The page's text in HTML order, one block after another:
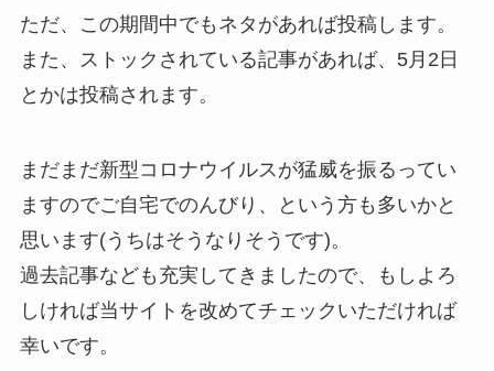
ただ、この期間中でもネタがあれば投稿します。
また、ストックされている記事があれば、5月2日
とかは投稿されます。
まだまだ新型コロナウイルスが猛威を振るってい
ますのでご自宅でのんびり、という方も多いかと
思います(うちはそうなりそうです)。
過去記事なども充実してきましたので、もしよろ
しければ当サイトを改めてチェックいただければ
幸いです。